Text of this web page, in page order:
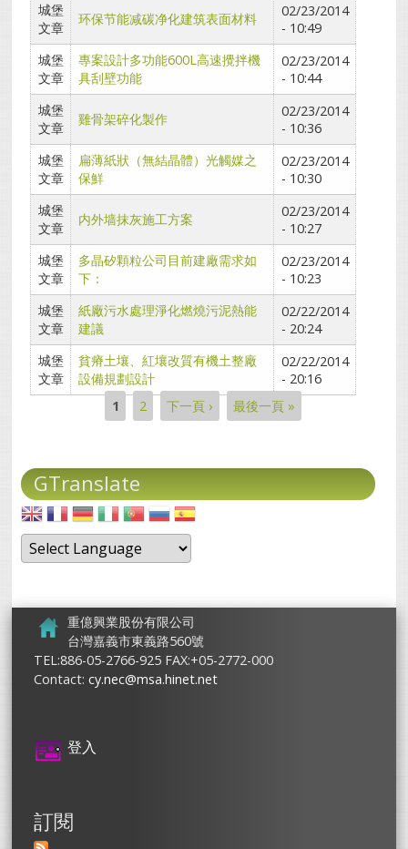
城堡
文章
环保节能减碳净化建筑表面材料
02/23/2014
- 10:49
城堡
文章
專案設計多功能600L高速攪拌機
具刮壁功能
02/23/2014
- 10:44
城堡
文章
雞骨架碎化製作
02/23/2014
- 10:36
城堡
文章
扁薄紙狀（無結晶體）光觸媒之
保鮮
02/23/2014
- 10:30
城堡
文章
内外墙抹灰施工方案
02/23/2014
- 10:27
城堡
文章
多晶矽顆粒公司目前建廠需求如
下：
02/23/2014
- 10:23
城堡
文章
紙廠污水處理淨化燃燒污泥熱能
建議
02/22/2014
- 20:24
城堡
文章
貧瘠土壤、紅壤改質有機土整廠
設備規劃設計
02/22/2014
- 20:16
1 2 下一頁 › 最後一頁 »
GTranslate
重億興業股份有限公司
台灣嘉義市東義路560號
TEL:886-05-2766-925 FAX:+05-2772-000
Contact:cy.nec@msa.hinet.net
登入
訂閱